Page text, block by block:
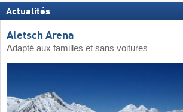
Actualités
Aletsch Arena
Adapté aux familles et sans voitures